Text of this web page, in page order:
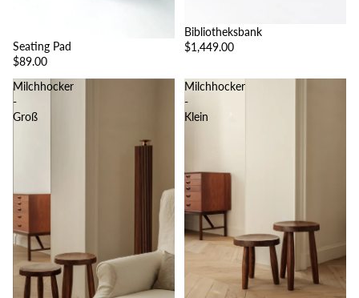
Seating Pad
$89.00
Bibliotheksbank
$1,449.00
Milchhocker
-
Groß
Milchhocker
-
Klein